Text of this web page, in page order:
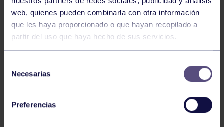
web, quienes pueden combinarla con otra información
que les haya proporcionado o que hayan recopilado a
partir del uso que haya hecho de sus servicios.
Necesarias
Preferencias
En la jornada del sábado se disputó la competición de
Guía. En la modalidad de Lucha Libre Olímpica, Carlos
Gilabert logró la medalla de plata en la categoría de 79